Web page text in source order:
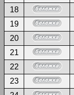
18
19
20
21
22
23